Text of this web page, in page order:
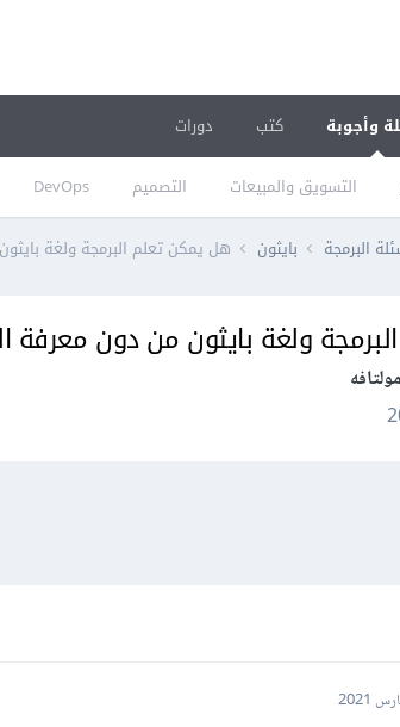
وأجوبة
التسويق والمبيعات التصميم DevOps
كتب دورات
البرمجة بايثون هل يمكن تعلم البرمجة ولغة
ولغة بايثون من دون معرفة